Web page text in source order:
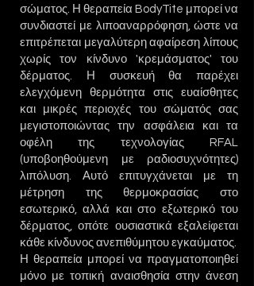
σώματος. Η θεραπεία BodyTite μπορεί να
συνδιαστεί με λιποαναρρόφηση, ώστε να
επιτρέπεται μεγαλύτερη αφαίρεση λίπους
χωρίς τον κίνδυνο 'κρεμάσματος' του
δέρματος. Η συσκευή θα παρέχει
ελεγχόμενη θερμότητα στις ευαίσθητες
και μικρές περιοχές του σώματός σας
μεγιστοποιώντας την ασφάλεια και τα
οφέλη της τεχνολογίας RFAL
(υποβοηθούμενη με ραδιοσυχνότητες)
λιπόλυση. Αυτό επιτυγχάνεται με τη
μέτρηση της θερμοκρασίας στο
εσωτερικό, αλλά και στο εξωτερικό του
δέρματος, οπότε ουσιαστικά εξαλείφεται
κάθε κίνδυνος ανεπιθύμητου εγκαύματος.
Η θεραπεία μπορεί να πραγματοποιηθεί
μόνο με τοπική αναισθησία στην άνεση